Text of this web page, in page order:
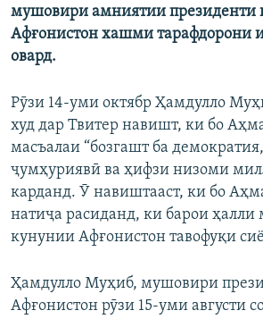
мушовири амниятии
Афғонистон хашми тарафдорони
овард.
Рӯзи 14-уми октябр Ҳамдулло
худ дар Твитер навишт, ки бо
масъалаи “бозгашт ба
ҷумҳуриявӣ ва ҳифзи низоми
карданд. Ӯ навиштааст, ки бо
натиҷа расиданд, ки барои
кунунии Афғонистон тавофуқи
Ҳамдулло Муҳиб, мушовири
Афғонистон рӯзи 15-уми августи